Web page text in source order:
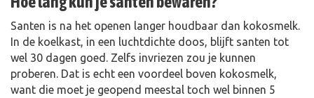
Santen is na het openen langer houdbaar dan kokosmelk.
In de koelkast, in een luchtdichte doos, blijft santen tot
wel 30 dagen goed. Zelfs invriezen zou je kunnen
proberen. Dat is echt een voordeel boven kokosmelk,
want die moet je geopend meestal toch wel binnen 5